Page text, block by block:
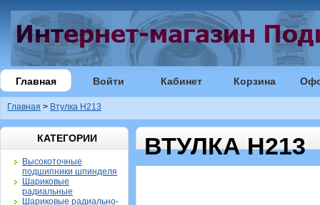
Главная Войти Кабинет Корзина
Главная > Втулка H213
КАТЕГОРИИ
Высокоточные
подшипники шпинделя
Шариковые
радиальные
Шариковые радиально-
ВТУЛКА H213